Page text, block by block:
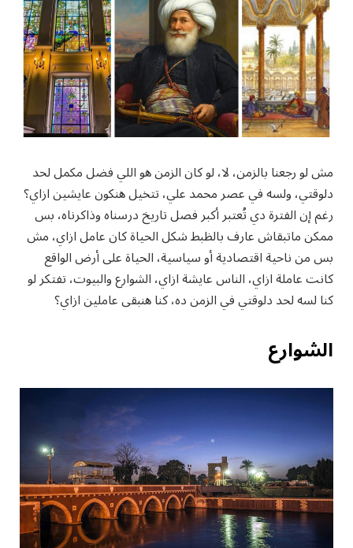
مش لو رجعنا بالزمن، لا، لو كان الزمن هو اللي فضل مكمل لحد
دلوقتي، ولسه في عصر محمد علي، تتخيل هنكون عايشين ازاي؟
رغم إن الفترة دي تُعتبر أكبر فصل تاريخ درسناه وذاكرناه، بس
ممكن ماتبقاش عارف بالظبط شكل الحياة كان عامل ازاي، مش
بس من ناحية اقتصادية أو سياسية، الحياة على أرض الواقع
كانت عاملة ازاي، الناس عايشة ازاي، الشوارع والبيوت، تفتكر لو
كنا لسه لحد دلوقتي في الزمن ده، كنا هنبقى عاملين ازاي؟
الشوارع